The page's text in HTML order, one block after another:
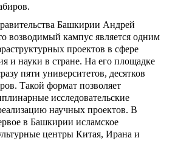
Башкирии Андрей
возводимый кампус является одним
проектов в сфере
и науки в стране. На его площадке
пяти университетов, десятков
Такой формат позволяет
исследовательские
научных проектов. В
в Башкирии исламское
центры Китая, Ирана и